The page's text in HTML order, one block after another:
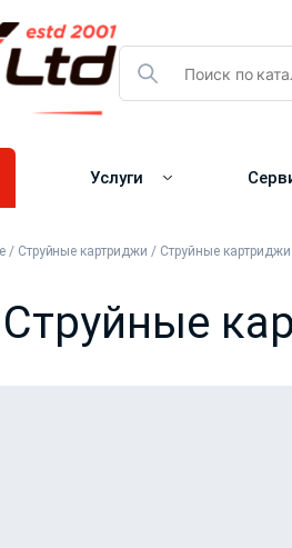
Услуги
/ Струйные картриджи / Струйные
Струйные